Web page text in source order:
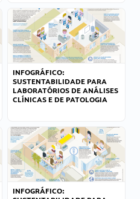
INFOGRÁFICO:
SUSTENTABILIDADE PARA
LABORATÓRIOS DE ANÁLISES
CLÍNICAS E DE PATOLOGIA
INFOGRÁFICO: